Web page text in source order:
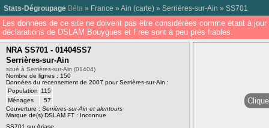
Stats-Dégroupage Bêta » France » Ain (carte) » Serrières-sur-Ain » SS701
Les données de ce site ne doivent pas être considérées comme étant à
déclarations de DSLAM Bouygues et Free sont à peu près fiables.
NRA SS701 - 01404SS7
Serrières-sur-Ain
situé à Serrières-sur-Ain (01404)
Nombre de lignes : 150
Données du recensement de 2007 pour Serrières-sur-Ain :
Population
115
Ménages
57
Couverture : Serrières-sur-Ain et alentours
Marque de(s) DSLAM FT : Inconnue
SS701 sur Ariase